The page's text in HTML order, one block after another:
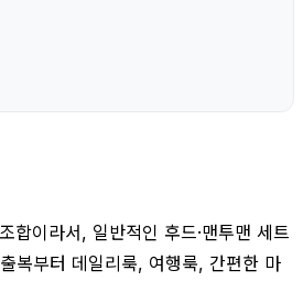
합이라서, 일반적인 후드·맨투맨 세트
복부터 데일리룩, 여행룩, 간편한 마